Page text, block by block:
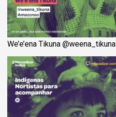
We’e’ena Tikuna @‌weena_tikuna